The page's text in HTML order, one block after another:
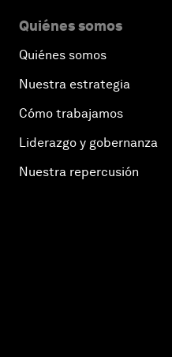
Quiénes somos
Quiénes somos
Nuestra estrategia
Cómo trabajamos
Liderazgo y gobernanza
Nuestra repercusión